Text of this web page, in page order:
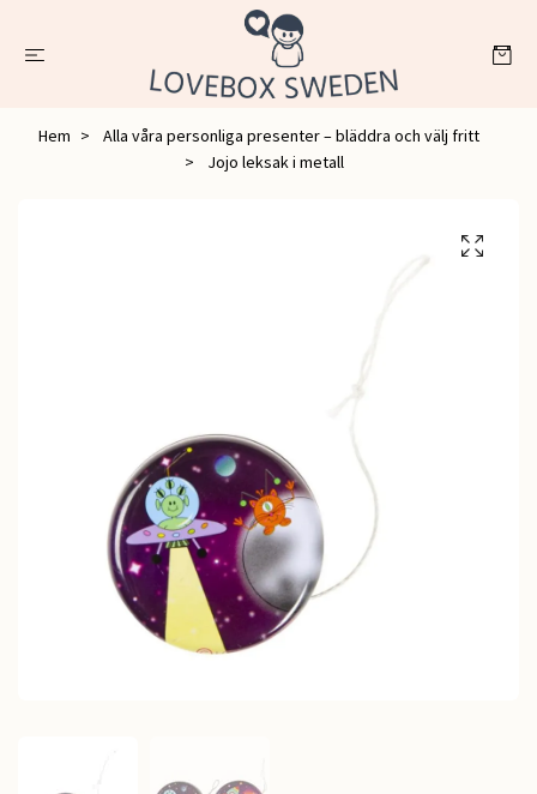
Hem
Alla våra personliga presenter – bläddra och välj fritt
Jojo leksak i metall